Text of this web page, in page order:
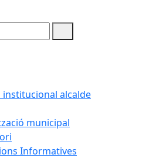
institucional alcalde
municipal
Informatives